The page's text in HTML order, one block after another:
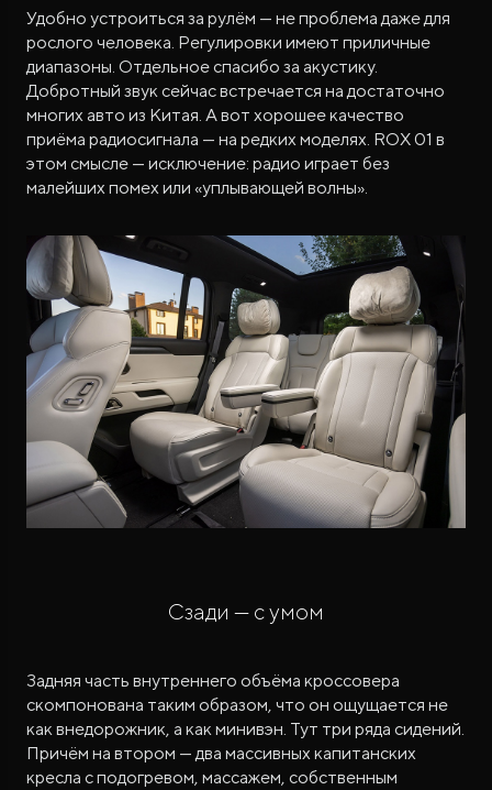
Удобно устроиться за рулём — не проблема даже для
рослого человека. Регулировки имеют приличные
диапазоны. Отдельное спасибо за акустику.
Добротный звук сейчас встречается на достаточно
многих авто из Китая. А вот хорошее качество
приёма радиосигнала — на редких моделях. ROX 01 в
этом смысле — исключение: радио играет без
малейших помех или «уплывающей волны».
Сзади — с умом
Задняя часть внутреннего объёма кроссовера
скомпонована таким образом, что он ощущается не
как внедорожник, а как минивэн. Тут три ряда сидений.
Причём на втором — два массивных капитанских
кресла с подогревом, массажем, собственным